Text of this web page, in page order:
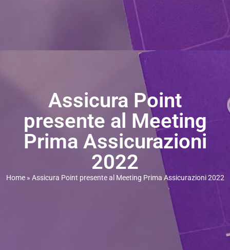
Assicura Point
presente al Meeting
Prima Assicurazioni
2022
Home» Assicura Point presente al Meeting Prima Assicurazioni 2022